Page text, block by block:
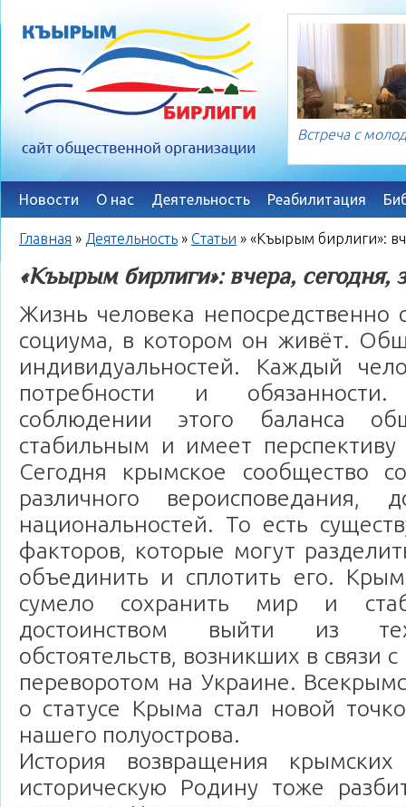
Встреча с
Новости О нас Деятельность Реабилитация
Главная » Деятельность » Статьи » «Къырым бирлиги»:
«Къырым бирлиги»: вчера, сегодня,
Жизнь человека непосредственно
социума, в котором он живёт.
индивидуальностей. Каждый
потребности и
соблюдении этого баланса
стабильным и имеет перспективу
Сегодня крымское сообщество
различного вероисповедания,
национальностей. То есть
факторов, которые могут
объединить и сплотить его.
сумело сохранить мир и
достоинством выйти из
обстоятельств, возникших в связи
переворотом на Украине.
о статусе Крыма стал новой
нашего полуострова.
История возвращения
историческую Родину тоже